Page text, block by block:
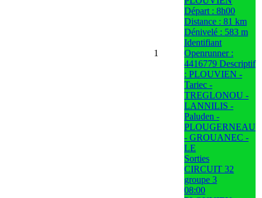
1
Départ : 8h00
Distance : 81 km
Dénivelé : 583 m
Identifiant
Openrunner :
4416779 Descriptif
: PLOUVIEN -
Tariec -
TREGLONOU -
LANNILIS -
Paluden -
PLOUGERNEAU
- GROUANEC -
LE
Sorties
CIRCUIT 32
groupe 3
08:00